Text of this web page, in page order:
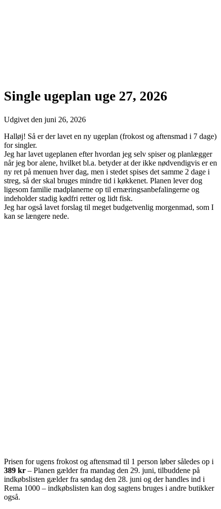
Single ugeplan uge 27, 2026
Udgivet den juni 26, 2026
Halløj! Så er der lavet en ny ugeplan (frokost og aftensmad i 7 dage)
for singler.
Jeg har lavet ugeplanen efter hvordan jeg selv spiser og planlægger
når jeg bor alene, hvilket bl.a. betyder at der ikke nødvendigvis er en
ny ret på menuen hver dag, men i stedet spises det samme 2 dage i
streg, så der skal bruges mindre tid i køkkenet. Planen lever dog
ligesom familie madplanerne op til ernæringsanbefalingerne og
indeholder stadig kødfri retter og lidt fisk.
Jeg har også lavet forslag til meget budgetvenlig morgenmad, som I
kan se længere nede.
Prisen for ugens frokost og aftensmad til 1 person løber således op i
389 kr – Planen gælder fra mandag den 29. juni, tilbuddene på
indkøbslisten gælder fra søndag den 28. juni og der handles ind i
Rema 1000 – indkøbslisten kan dog sagtens bruges i andre butikker
også.